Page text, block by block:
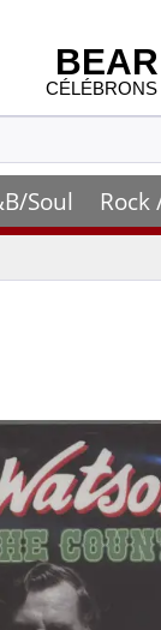
CÉLÉBRONS
Soul Rock